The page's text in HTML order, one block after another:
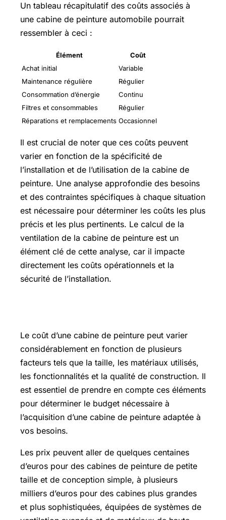
Un tableau récapitulatif des coûts associés à
une cabine de peinture automobile pourrait
ressembler à ceci :
Élément
Coût
Achat initial
Variable
Maintenance régulière
Régulier
Consommation d’énergie
Continu
Filtres et consommables
Régulier
Réparations et remplacements Occasionnel
Il est crucial de noter que ces coûts peuvent
varier en fonction de la spécificité de
l’installation et de l’utilisation de la cabine de
peinture. Une analyse approfondie des besoins
et des contraintes spécifiques à chaque situation
est nécessaire pour déterminer les coûts les plus
précis et les plus pertinents. Le calcul de la
ventilation de la cabine de peinture est un
élément clé de cette analyse, car il impacte
directement les coûts opérationnels et la
sécurité de l’installation.
Le coût d’une cabine de peinture peut varier
considérablement en fonction de plusieurs
facteurs tels que la taille, les matériaux utilisés,
les fonctionnalités et la qualité de construction. Il
est essentiel de prendre en compte ces éléments
pour déterminer le budget nécessaire à
l’acquisition d’une cabine de peinture adaptée à
vos besoins.
Les prix peuvent aller de quelques centaines
d’euros pour des cabines de peinture de petite
taille et de conception simple, à plusieurs
milliers d’euros pour des cabines plus grandes
et plus sophistiquées, équipées de systèmes de